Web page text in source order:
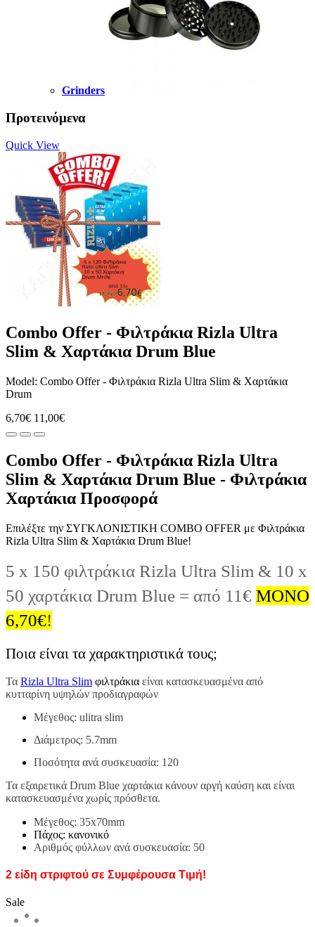
Grinders
Προτεινόμενα
Quick View
Combo Offer - Φιλτράκια Rizla Ultra
Slim & Χαρτάκια Drum Blue
Model: Combo Offer - Φιλτράκια Rizla Ultra Slim & Χαρτάκια
Drum
6,70€ 11,00€
Combo Offer - Φιλτράκια Rizla Ultra
Slim & Χαρτάκια Drum Blue - Φιλτράκια
Χαρτάκια Προσφορά
Επιλέξτε την ΣΥΓΚΛΟΝΙΣΤΙΚΗ COMBO OFFER με Φιλτράκια
Rizla Ultra Slim & Χαρτάκια Drum Blue!
5 x 150 φιλτράκια Rizla Ultra Slim & 10 x
50 χαρτάκια Drum Blue = από 11€ ΜΟΝΟ
6,70€!
Ποια είναι τα χαρακτηριστικά τους;
Τα Rizla Ultra Slim φιλτράκια είναι κατασκευασμένα από
κυτταρίνη υψηλών προδιαγραφών
Μέγεθος: ulitra slim
Διάμετρος: 5.7mm
Ποσότητα ανά συσκευασία: 120
Τα εξαιρετικά Drum Blue χαρτάκια κάνουν αργή καύση και είναι
κατασκευασμένα χωρίς πρόσθετα.
Μέγεθος: 35x70mm
Πάχος: κανονικό
Αριθμός φύλλων ανά συσκευασία: 50
2 είδη στριφτού σε Συμφέρουσα Τιμή!
Sale